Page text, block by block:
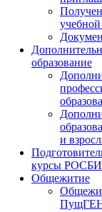
образование
и
курсы
Общежитие